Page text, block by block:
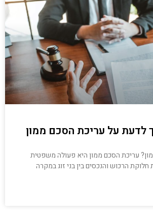
לדעת על עריכת הסכם ממון
עריכת הסכם ממון היא פעולה משפטית
הרכוש והנכסים בין בני זוג במקרה